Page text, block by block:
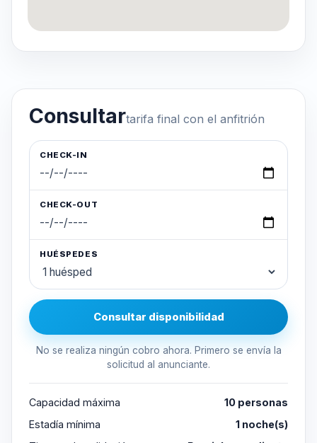
Consultartarifa final con el anfitrión
CHECK-IN
CHECK-OUT
HUÉSPEDES
Consultar disponibilidad
No se realiza ningún cobro ahora. Primero se envía la
solicitud al anunciante.
Capacidad máxima
10 personas
Estadía mínima
1 noche(s)